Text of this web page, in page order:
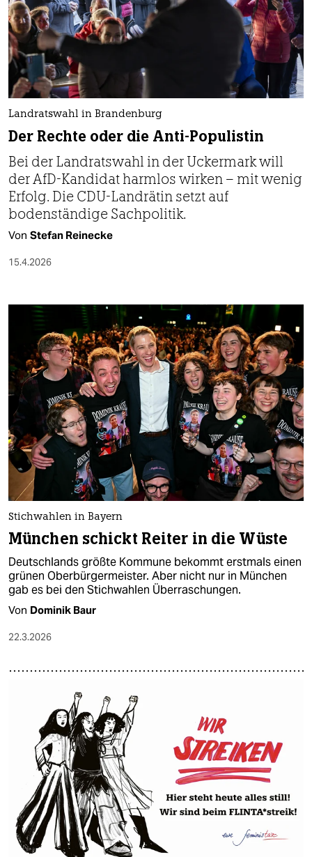
Landratswahl in Brandenburg
Der Rechte oder die Anti-Populistin
Bei der Landratswahl in der Uckermark will
der AfD-Kandidat harmlos wirken – mit wenig
Erfolg. Die CDU-Landrätin setzt auf
bodenständige Sachpolitik.
Von Stefan Reinecke
15.4.2026
Stichwahlen in Bayern
München schickt Reiter in die Wüste
Deutschlands größte Kommune bekommt erstmals einen
grünen Oberbürgermeister. Aber nicht nur in München
gab es bei den Stichwahlen Überraschungen.
Von Dominik Baur
22.3.2026